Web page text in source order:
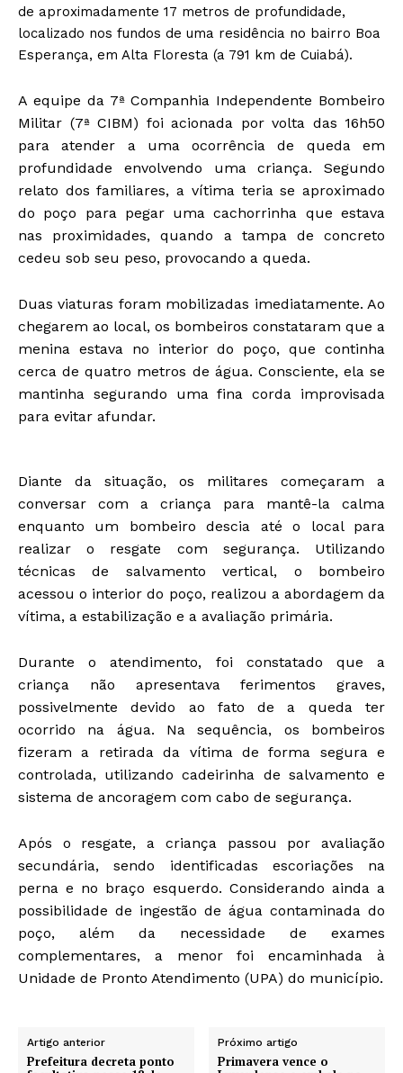
de aproximadamente 17 metros de profundidade,
localizado nos fundos de uma residência no bairro Boa
Esperança, em Alta Floresta (a 791 km de Cuiabá).
A equipe da 7ª Companhia Independente Bombeiro
Militar (7ª CIBM) foi acionada por volta das 16h50
para atender a uma ocorrência de queda em
profundidade envolvendo uma criança. Segundo
relato dos familiares, a vítima teria se aproximado
do poço para pegar uma cachorrinha que estava
nas proximidades, quando a tampa de concreto
cedeu sob seu peso, provocando a queda.
Duas viaturas foram mobilizadas imediatamente. Ao
chegarem ao local, os bombeiros constataram que a
menina estava no interior do poço, que continha
cerca de quatro metros de água. Consciente, ela se
mantinha segurando uma fina corda improvisada
para evitar afundar.
Diante da situação, os militares começaram a
conversar com a criança para mantê-la calma
enquanto um bombeiro descia até o local para
realizar o resgate com segurança. Utilizando
técnicas de salvamento vertical, o bombeiro
acessou o interior do poço, realizou a abordagem da
vítima, a estabilização e a avaliação primária.
Durante o atendimento, foi constatado que a
criança não apresentava ferimentos graves,
possivelmente devido ao fato de a queda ter
ocorrido na água. Na sequência, os bombeiros
fizeram a retirada da vítima de forma segura e
controlada, utilizando cadeirinha de salvamento e
sistema de ancoragem com cabo de segurança.
Após o resgate, a criança passou por avaliação
secundária, sendo identificadas escoriações na
perna e no braço esquerdo. Considerando ainda a
possibilidade de ingestão de água contaminada do
poço, além da necessidade de exames
complementares, a menor foi encaminhada à
Unidade de Pronto Atendimento (UPA) do município.
Artigo anterior
Prefeitura decreta ponto
Próximo artigo
Primavera vence o